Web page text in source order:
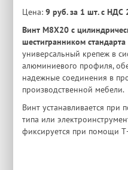
Цена:9 руб. за 1 шт. с НДС
Винт М8X20 с
шестигранником
универсальный крепеж в
алюминиевого профиля,
надежные соединения в
производственной мебели.
Винт устанавливается
типа или
фиксируется при помощи